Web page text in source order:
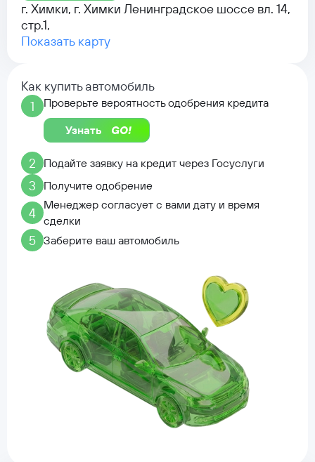
г. Химки, г. Химки Ленинградское шоссе вл. 14,
стр.1,
Показать карту
Как купить автомобиль
1
Проверьте вероятность одобрения кредита
Узнать
2 Подайте заявку на кредит через Госуслуги
3 Получите одобрение
4
Менеджер согласует с вами дату и время
сделки
5 Заберите ваш автомобиль